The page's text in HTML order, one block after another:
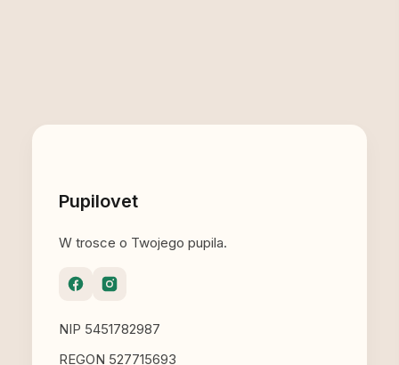
Pupilovet
W trosce o Twojego pupila.
NIP 5451782987
REGON 527715693